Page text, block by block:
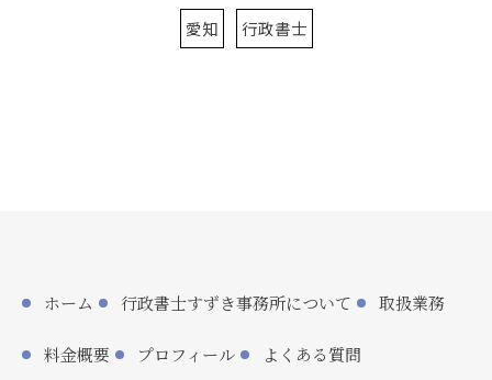
愛知 行政書士
ホーム 行政書士すずき事務所について 取扱業務
料金概要 プロフィール よくある質問